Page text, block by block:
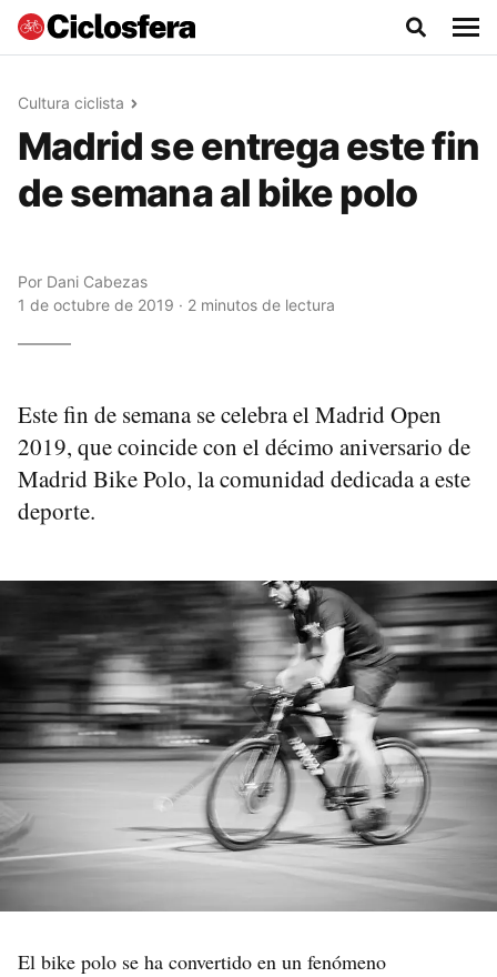
Cultura ciclista
Madrid se entrega este fin
de semana al bike polo
Por Dani Cabezas
1 de octubre de 2019 · 2 minutos de lectura
Este fin de semana se celebra el Madrid Open
2019, que coincide con el décimo aniversario de
Madrid Bike Polo, la comunidad dedicada a este
deporte.
El bike polo se ha convertido en un fenómeno